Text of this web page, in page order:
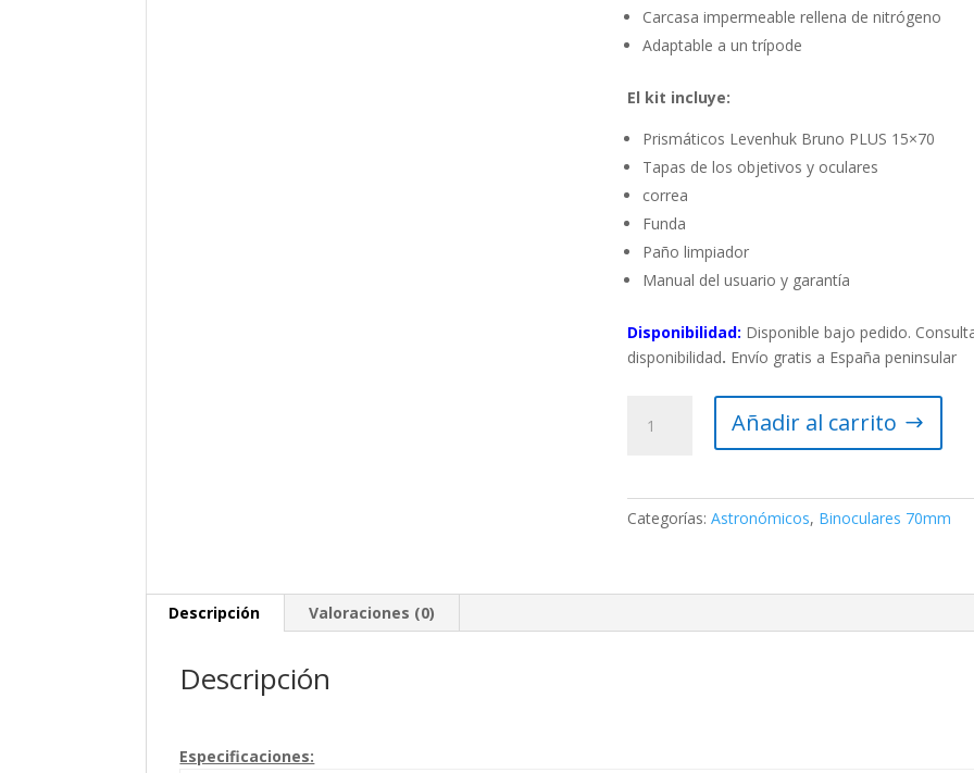
Carcasa impermeable rellena de nitrógeno
Adaptable a un trípode
El kit incluye:
Prismáticos Levenhuk Bruno PLUS 15×70
Tapas de los objetivos y oculares
correa
Funda
Paño limpiador
Manual del usuario y garantía
Disponibilidad: Disponible bajo pedido.
disponibilidad. Envío gratis a España peninsular
Levenhuk
cantidad
Añadir al carrito
Categorías: Astronómicos, Binoculares 70mm
Descripción Valoraciones (0)
Descripción
Especificaciones: